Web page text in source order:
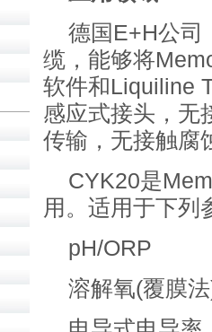
德国E+H公司
缆，能够将
软件和Liquiline
感应式接头，无
传输，无接触腐
CYK20是
用。适用于下列
pH/ORP
溶解氧(覆膜